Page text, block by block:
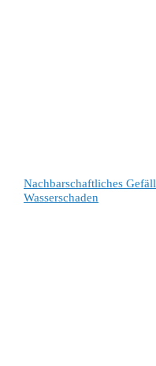
Nachbarschaftliches
Wasserschaden